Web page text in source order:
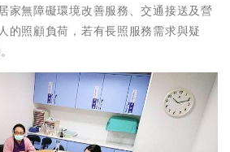
家無障礙環境改善服務、交通接送及營
的照顧負荷，若有長照服務需求與疑